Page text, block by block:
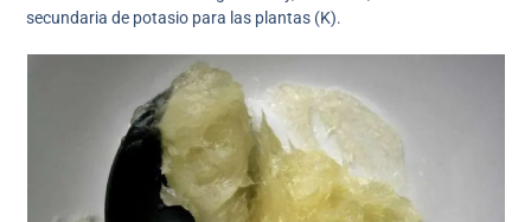
secundaria de potasio para las plantas (K).